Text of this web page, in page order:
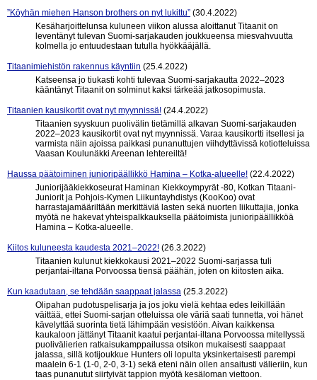
”Köyhän miehen Hanson brothers on nyt lukittu” (30.4.2022)
Kesäharjoittelunsa kuluneen viikon alussa aloittanut Titaanit on
leventänyt tulevan Suomi-sarjakauden joukkueensa miesvahvuutta
kolmella jo entuudestaan tutulla hyökkääjällä.
Titaanimiehistön rakennus käyntiin (25.4.2022)
Katseensa jo tiukasti kohti tulevaa Suomi-sarjakautta 2022–2023
kääntänyt Titaanit on solminut kaksi tärkeää jatkosopimusta.
Titaanien kausikortit ovat nyt myynnissä! (24.4.2022)
Titaanien syyskuun puolivälin tietämillä alkavan Suomi-sarjakauden
2022–2023 kausikortit ovat nyt myynnissä. Varaa kausikortti itsellesi ja
varmista näin ajoissa paikkasi punanuttujen viihdyttävissä kotiotteluissa
Vaasan Koulunäkki Areenan lehtereiltä!
Haussa päätoiminen junioripäällikkö Hamina – Kotka-alueelle! (22.4.2022)
Juniorijääkiekkoseurat Haminan Kiekkoympyrät -80, Kotkan Titaani-
Juniorit ja Pohjois-Kymen Liikuntayhdistys (KooKoo) ovat
harrastajamääriltään merkittäviä lasten sekä nuorten liikuttajia, jonka
myötä ne hakevat yhteispalkkauksella päätoimista junioripäällikköä
Hamina – Kotka-alueelle.
Kiitos kuluneesta kaudesta 2021–2022! (26.3.2022)
Titaanien kulunut kiekkokausi 2021–2022 Suomi-sarjassa tuli
perjantai-iltana Porvoossa tiensä päähän, joten on kiitosten aika.
Kun kaadutaan, se tehdään saappaat jalassa (25.3.2022)
Olipahan pudotuspelisarja ja jos joku vielä kehtaa edes leikillään
väittää, ettei Suomi-sarjan otteluissa ole väriä saati tunnetta, voi hänet
kävelyttää suorinta tietä lähimpään vesistöön. Aivan kaikkensa
kaukaloon jättänyt Titaanit kaatui perjantai-iltana Porvoossa mitellyssä
puolivälierien ratkaisukamppailussa otsikon mukaisesti saappaat
jalassa, sillä kotijoukkue Hunters oli lopulta yksinkertaisesti parempi
maalein 6-1 (1-0, 2-0, 3-1) sekä eteni näin ollen ansaitusti välieriin, kun
taas punanutut siirtyivät tappion myötä kesäloman viettoon.